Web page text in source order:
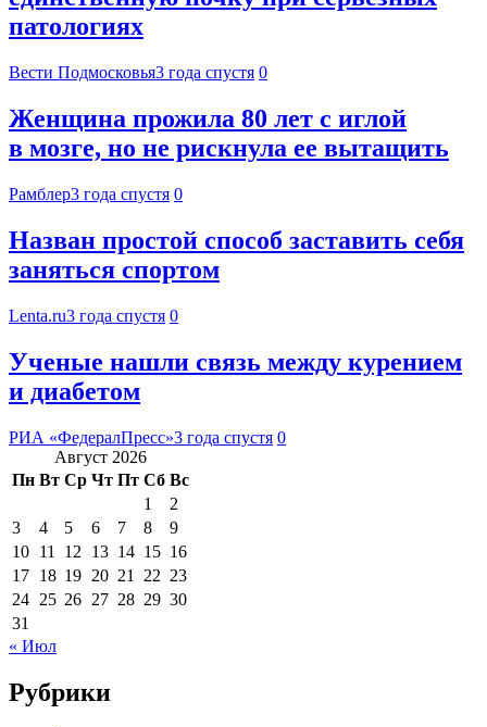
патологиях
Вести Подмосковья3 года спустя 0
Женщина прожила 80 лет с иглой
в мозге, но не рискнула ее вытащить
Рамблер3 года спустя 0
Назван простой способ заставить себя
заняться спортом
Lenta.ru3 года спустя 0
Ученые нашли связь между курением
и диабетом
РИА «ФедералПресс»3 года спустя 0
Август 2026
Пн Вт Ср Чт Пт Сб Вс
1
2
3
4 5 6 7 8
9
10 11 12 13 14 15 16
17 18 19 20 21 22 23
24 25 26 27 28 29 30
31
« Июл
Рубрики